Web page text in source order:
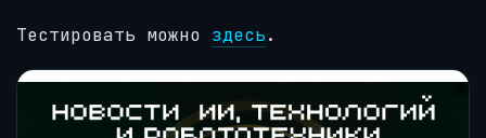
Тестировать можно здесь.